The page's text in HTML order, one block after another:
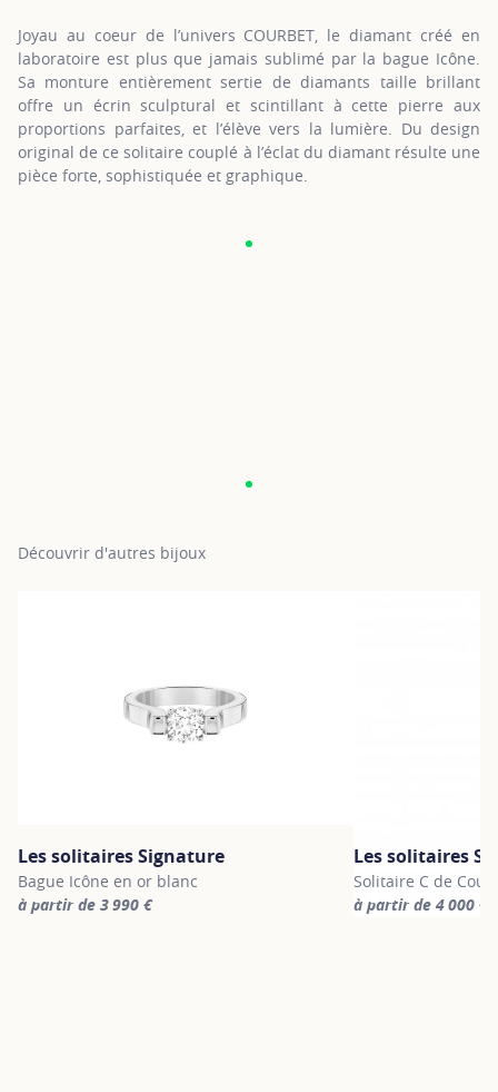
Joyau au coeur de l’univers COURBET, le diamant créé en
laboratoire est plus que jamais sublimé par la bague Icône.
Sa monture entièrement sertie de diamants taille brillant
offre un écrin sculptural et scintillant à cette pierre aux
proportions parfaites, et l’élève vers la lumière. Du design
original de ce solitaire couplé à l’éclat du diamant résulte une
pièce forte, sophistiquée et graphique.
Découvrir d'autres bijoux
Les solitaires Signature
Bague Icône en or blanc
à partir de 3 990 €
Les solitaires
Solitaire C de
à partir de 4 000 €